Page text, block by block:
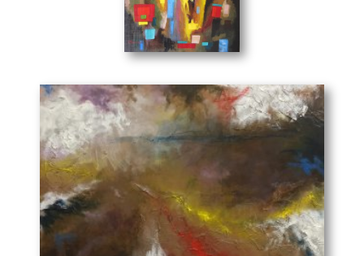
06 /1998 – CINEΠαράδεισος, Κορυδαλλός
07-08 / 2013 – ΒΜWAthens, Γλυφάδα.
Ο Ευάγγελος Τζαβάρας στο κάθε έργο τέχνης του, αποτελεί
ένα περίτεχνο καλλιτεχνικό δημιούργημα γιατί και ο ίδιος
είναι ένας δημιουργός που μπορεί από την εικονική
ζωγραφική ξαφνικά να παράγει δημιουργίες ανεικονικές.
Σε όλες τις συνθέσεις του απεικονίζει τον ίδιο του τον
εαυτό, ένα συνονθύλευμα συναισθημάτων. Σχεδιάζοντας και
συνδυάζοντας ψυχρά με θερμά χρώματα μας προσφέρει